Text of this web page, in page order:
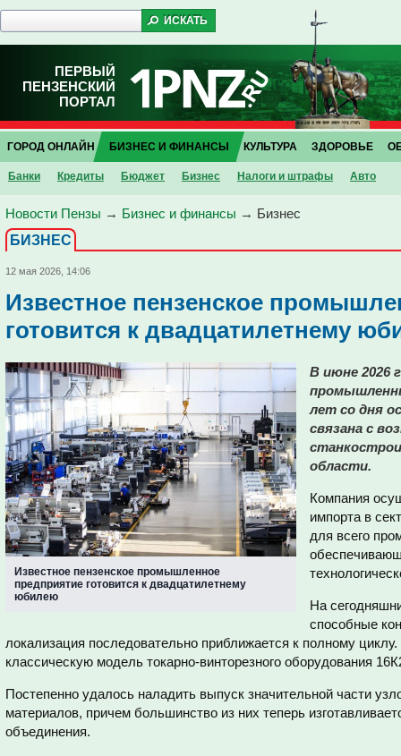
ПЕРВЫЙ
ПЕНЗЕНСКИЙ
ПОРТАЛ
ГОРОД ОНЛАЙН БИЗНЕС И ФИНАНСЫ
Банки Кредиты Бюджет Бизнес Налоги и штрафы Авто
КУЛЬТУРА ЗДОРОВЬЕ
Новости Пензы → Бизнес и финансы → Бизнес
БИЗНЕС
12 мая 2026, 14:06
Известное пензенское
готовится к двадцатилетнему
Известное пензенское промышленное
предприятие готовится к двадцатилетнему
юбилею
В июне 2026
лет со дня
связана с
области.
Компания
импорта в
для всего
На
способные
локализация последовательно приближается к полному
классическую модель токарно-винторезного оборудования
Постепенно удалось наладить выпуск значительной части
материалов, причем большинство из них теперь
объединения.